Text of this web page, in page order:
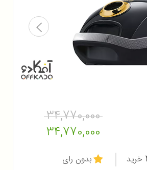
34,770,000
34,770,000
بدون رای